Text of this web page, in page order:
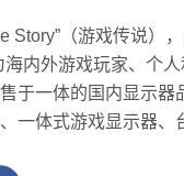
Story”（游戏传说）
海内外游戏玩家、个
于一体的国内显示
一体式游戏显示器、